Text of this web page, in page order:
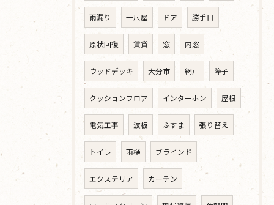
雨漏り 一尺屋 ドア 勝手口
原状回復 賃貸 窓 内窓
ウッドデッキ 大分市 網戸 障子
クッションフロア インターホン 屋根
電気工事 波板 ふすま 張り替え
トイレ 雨樋 ブラインド
エクステリア カーテン